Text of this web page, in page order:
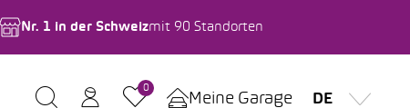
Nr. 1 in der Schweizmit 90 Standorten
0
Meine Garage DE